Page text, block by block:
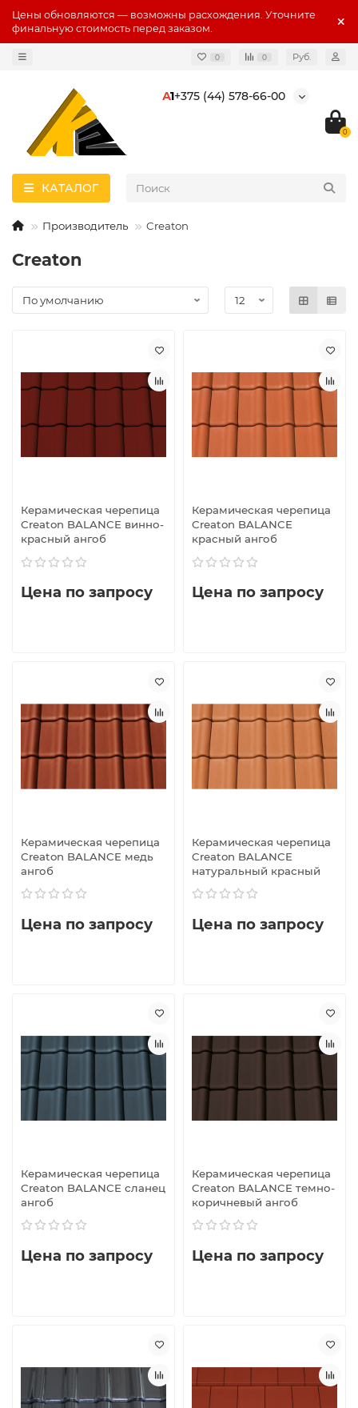
Цены обновляются — возможны расхождения. Уточните
финальную стоимость перед заказом.
0 0 Руб.
А1+375 (44) 578-66-00
0
КАТАЛОГ
Производитель Creaton
Creaton
Керамическая черепица
Creaton BALANCE винно-
красный ангоб
Цена по запросу
Керамическая черепица
Creaton BALANCE
красный ангоб
Цена по запросу
Керамическая черепица
Creaton BALANCE медь
ангоб
Цена по запросу
Керамическая черепица
Creaton BALANCE
натуральный красный
Цена по запросу
Керамическая черепица
Creaton BALANCE сланец
ангоб
Цена по запросу
Керамическая черепица
Creaton BALANCE темно-
коричневый ангоб
Цена по запросу